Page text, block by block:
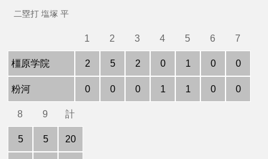
二塁打 塩塚 平
橿原学院
粉河
1
2
0
2
5
0
3
2
0
4
0
1
5
1
1
6
0
0
7
0
0
8
5
9
5
計
20